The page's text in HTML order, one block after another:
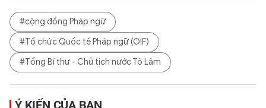
#cộng đồng Pháp ngữ
#Tổ chức Quốc tế Pháp ngữ (OIF)
#Tổng Bí thư - Chủ tịch nước Tô Lâm
Ý KIẾN CỦA BẠN